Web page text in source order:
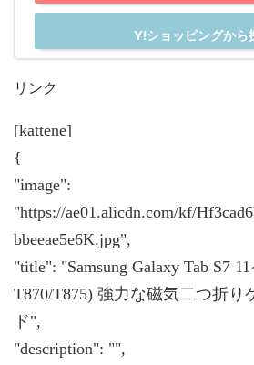
Y!ショッピングから
リンク
[kattene]
{
"image":
"https://ae01.alicdn.com/kf/
bbeeae5e6K.jpg",
"title": "Samsung Galaxy Tab S7
T870/T875) 強力な磁気二つ折り
ド",
"description": "",